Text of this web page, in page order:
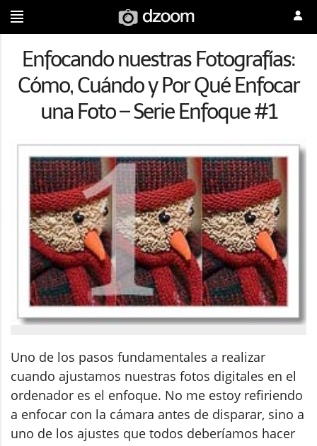
Enfocando nuestras Fotografías:
Cómo, Cuándo y Por Qué Enfocar
una Foto – Serie Enfoque #1
Uno de los pasos fundamentales a realizar
cuando ajustamos nuestras fotos digitales en el
ordenador es el enfoque. No me estoy refiriendo
a enfocar con la cámara antes de disparar, sino a
uno de los ajustes que todos deberíamos hacer